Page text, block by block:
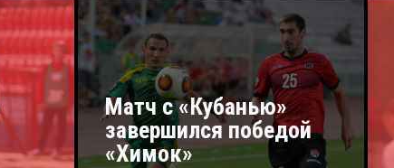
Матч с «Кубанью»
завершился победой
«Химок»